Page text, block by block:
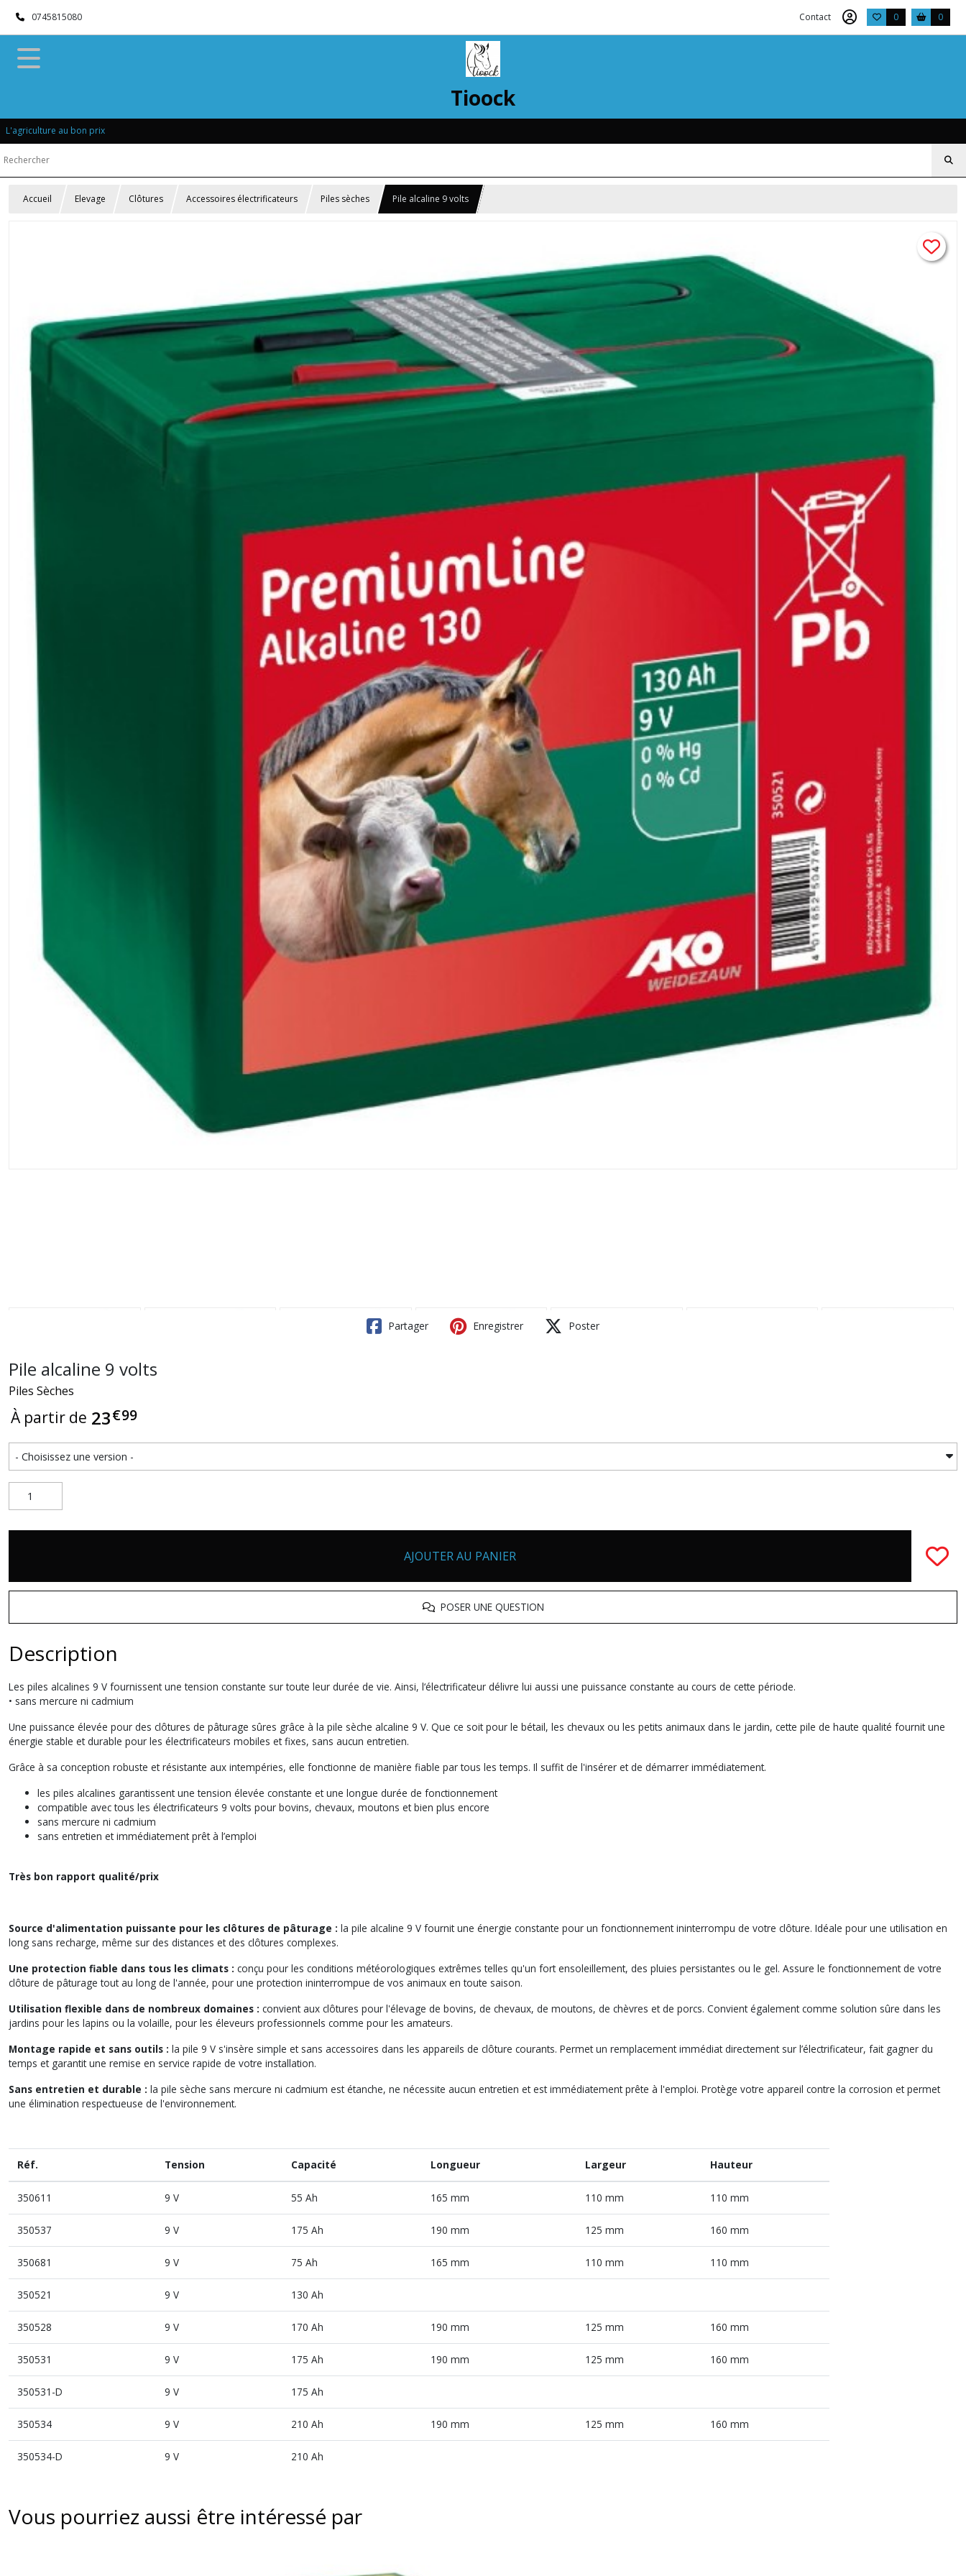
0745815080 Contact 0 0
Tioock
L'agriculture au bon prix
Accueil Elevage Clôtures Accessoires électrificateurs Piles sèches Pile alcaline 9 volts
Partager Enregistrer Poster
Pile alcaline 9 volts
Piles Sèches
À partir de 23€99
AJOUTER AU PANIER
POSER UNE QUESTION
Description
Les piles alcalines 9 V fournissent une tension constante sur toute leur durée de vie. Ainsi, l‘électrificateur délivre lui aussi une puissance constante au cours de cette période.
• sans mercure ni cadmium
Une puissance élevée pour des clôtures de pâturage sûres grâce à la pile sèche alcaline 9 V. Que ce soit pour le bétail, les chevaux ou les petits animaux dans le jardin, cette pile de haute qualité fournit une
énergie stable et durable pour les électrificateurs mobiles et fixes, sans aucun entretien.
Grâce à sa conception robuste et résistante aux intempéries, elle fonctionne de manière fiable par tous les temps. Il suffit de l'insérer et de démarrer immédiatement.
les piles alcalines garantissent une tension élevée constante et une longue durée de fonctionnement
compatible avec tous les électrificateurs 9 volts pour bovins, chevaux, moutons et bien plus encore
sans mercure ni cadmium
sans entretien et immédiatement prêt à l’emploi
Très bon rapport qualité/prix
Source d'alimentation puissante pour les clôtures de pâturage : la pile alcaline 9 V fournit une énergie constante pour un fonctionnement ininterrompu de votre clôture. Idéale pour une utilisation en
long sans recharge, même sur des distances et des clôtures complexes.
Une protection fiable dans tous les climats : conçu pour les conditions météorologiques extrêmes telles qu'un fort ensoleillement, des pluies persistantes ou le gel. Assure le fonctionnement de votre
clôture de pâturage tout au long de l'année, pour une protection ininterrompue de vos animaux en toute saison.
Utilisation flexible dans de nombreux domaines : convient aux clôtures pour l'élevage de bovins, de chevaux, de moutons, de chèvres et de porcs. Convient également comme solution sûre dans les
jardins pour les lapins ou la volaille, pour les éleveurs professionnels comme pour les amateurs.
Montage rapide et sans outils : la pile 9 V s'insère simple et sans accessoires dans les appareils de clôture courants. Permet un remplacement immédiat directement sur l’électrificateur, fait gagner du
temps et garantit une remise en service rapide de votre installation.
Sans entretien et durable : la pile sèche sans mercure ni cadmium est étanche, ne nécessite aucun entretien et est immédiatement prête à l'emploi. Protège votre appareil contre la corrosion et permet
une élimination respectueuse de l'environnement.
Réf. Tension Capacité Longueur Largeur Hauteur
350611 9 V 55 Ah 165 mm 110 mm 110 mm
350537 9 V 175 Ah 190 mm 125 mm 160 mm
350681 9 V 75 Ah 165 mm 110 mm 110 mm
350521 9 V 130 Ah
350528 9 V 170 Ah 190 mm 125 mm 160 mm
350531 9 V 175 Ah 190 mm 125 mm 160 mm
350531-D 9 V 175 Ah
350534 9 V 210 Ah 190 mm 125 mm 160 mm
350534-D 9 V 210 Ah
Vous pourriez aussi être intéressé par